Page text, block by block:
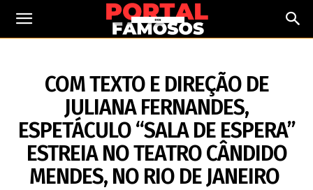
8 DE MAIO DE 2026
COM TEXTO E DIREÇÃO DE
JULIANA FERNANDES,
ESPETÁCULO “SALA DE ESPERA”
ESTREIA NO TEATRO CÂNDIDO
MENDES, NO RIO DE JANEIRO